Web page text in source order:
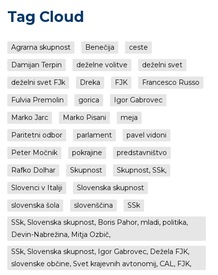
Tag Cloud
Agrarna skupnost Benečija
ceste
Damijan Terpin
deželne volitve
deželni svet
deželni svet FJk
Dreka FJK
Francesco Russo
Fulvia Premolin
gorica
Igor Gabrovec
Marko Jarc
Marko Pisani
meja
Paritetni odbor
parlament
pavel vidoni
Peter Močnik
pokrajine
predstavništvo
Rafko Dolhar
Skupnost
Skupnost, SSk,
Slovenci v Italiji
Slovenska skupnost
slovenska šola
slovenščina
SSk
SSk, Slovenska skupnost, Boris Pahor, mladi, politika,
Devin-Nabrežina, Mitja Ozbič,
SSk, Slovenska skupnost, Igor Gabrovec, Dežela FJK,
slovenske občine, Svet krajevnih avtonomij, CAL, FJK,